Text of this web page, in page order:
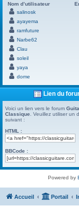
Nom d’utilisateur
salinosk
ayayema
ramfuture
Narbe62
Clau
soleil
yaya
dome
Lien du
Voici un lien vers le forum
Classique . Veuillez utiliser un
suivant :
HTML :
BBCode :
Powered by
Accueil Portail